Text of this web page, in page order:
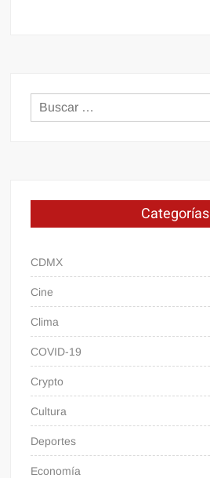
Categorías
CDMX
Cine
Clima
COVID-19
Crypto
Cultura
Deportes
Economía